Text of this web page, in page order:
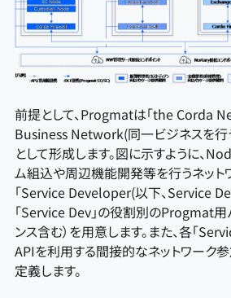
前提として、Progmatは「the Corda
Business Network(同一ビジネスを行
として形成します。図に示すように、
ム組込や周辺機能開発等を行うネット
「Service Developer(以下、Service
「Service Dev」の役割別のProgmat用
ンス含む）を用意します。また、各「
APIを利用する間接的なネットワーク参
定義します。